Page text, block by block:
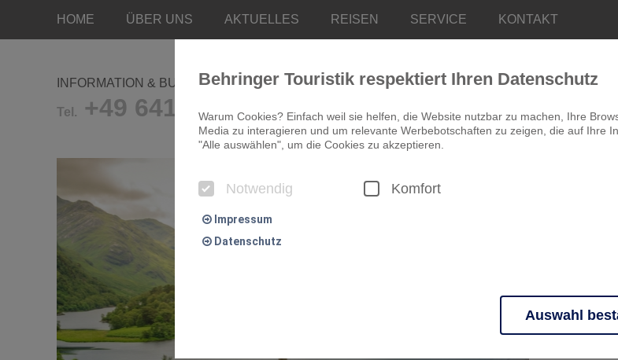
HOME ÜBER UNS AKTUELLES REISEN SERVICE KONTAKT
INFORMATION & BUCHUNG
Tel. +49 641/9681-0
Behringer Touristik respektiert Ihren Datenschutz
Warum Cookies? Einfach weil sie helfen, die Website nutzbar zu machen, Ihre
Media zu interagieren und um relevante Werbebotschaften zu zeigen, die auf Ihre
"Alle auswählen", um die Cookies zu akzeptieren.
Notwendig Komfort
Impressum
Datenschutz
Essentielle Cookies ermöglichen grundlegende Funktionen und sind für die
Auswahl